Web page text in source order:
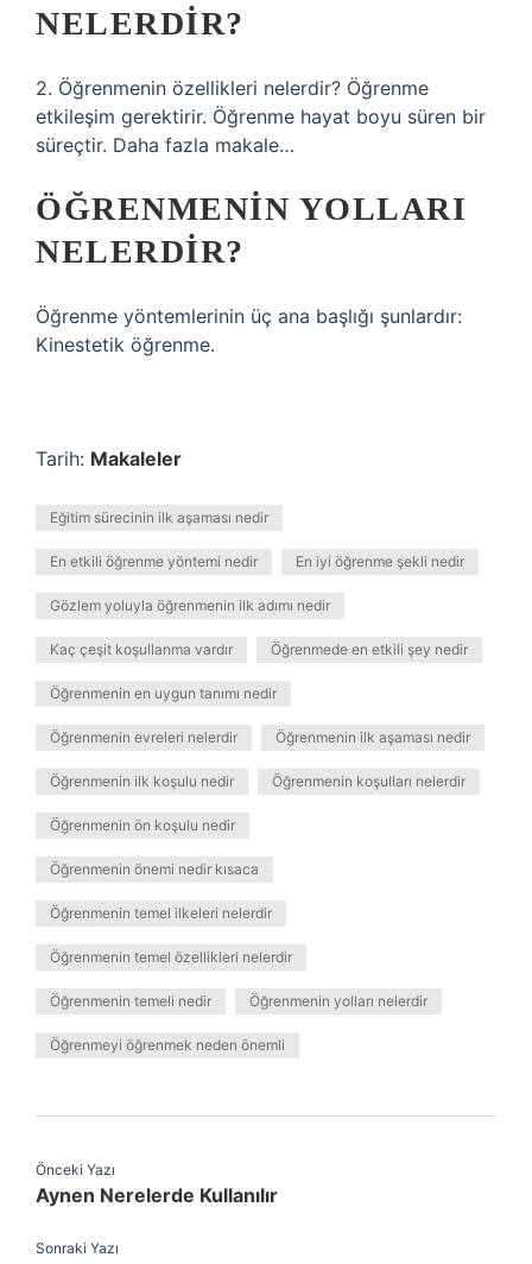
NELERDIR?
2. Öğrenmenin özellikleri nelerdir? Öğrenme
etkileşim gerektirir. Öğrenme hayat boyu süren bir
süreçtir. Daha fazla makale…
ÖĞRENMENIN YOLLARI
NELERDIR?
Öğrenme yöntemlerinin üç ana başlığı şunlardır:
Kinestetik öğrenme.
Tarih: Makaleler
Eğitim sürecinin ilk aşaması nedir
En etkili öğrenme yöntemi nedir En iyi öğrenme şekli nedir
Gözlem yoluyla öğrenmenin ilk adımı nedir
Kaç çeşit koşullanma vardır Öğrenmede en etkili şey nedir
Öğrenmenin en uygun tanımı nedir
Öğrenmenin evreleri nelerdir Öğrenmenin ilk aşaması nedir
Öğrenmenin ilk koşulu nedir Öğrenmenin koşulları nelerdir
Öğrenmenin ön koşulu nedir
Öğrenmenin önemi nedir kısaca
Öğrenmenin temel ilkeleri nelerdir
Öğrenmenin temel özellikleri nelerdir
Öğrenmenin temeli nedir Öğrenmenin yolları nelerdir
Öğrenmeyi öğrenmek neden önemli
Önceki Yazı
Aynen Nerelerde Kullanılır
Sonraki Yazı